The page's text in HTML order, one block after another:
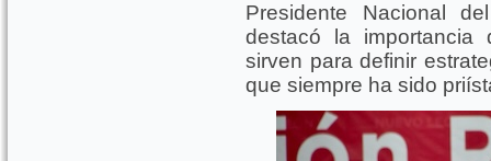
Presidente Nacional
destacó la importancia
sirven para definir
que siempre ha sido